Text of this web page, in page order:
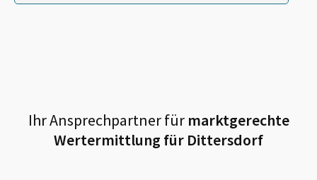
Ihr Ansprechpartner fürmarktgerechte
Wertermittlung für Dittersdorf